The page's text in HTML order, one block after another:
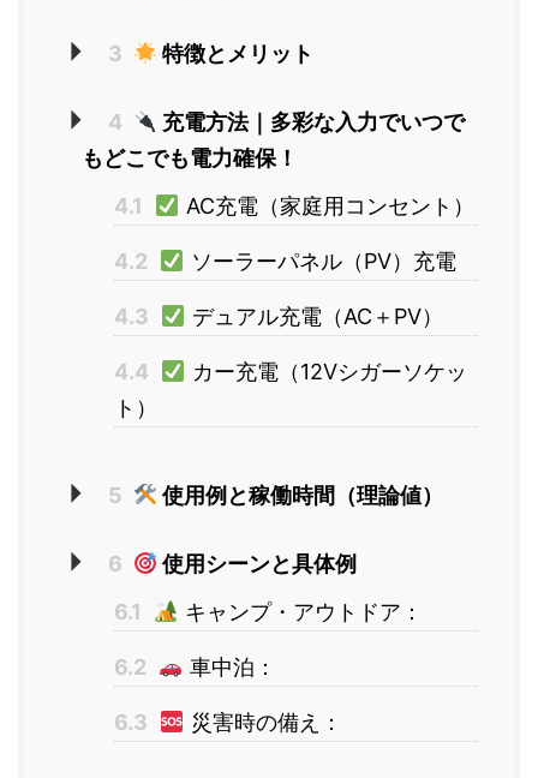
3 特徴とメリット
4
充電方法｜多彩な入力でいつで
もどこでも電力確保！
4.1
AC充電（家庭用コンセント）
4.2 ソーラーパネル（PV）充電
4.3 デュアル充電（AC＋PV）
4.4
カー充電（12Vシガーソケッ
ト）
5 使用例と稼働時間（理論値）
6
使用シーンと具体例
6.1
キャンプ・アウトドア：
6.2 車中泊：
6.3 災害時の備え：